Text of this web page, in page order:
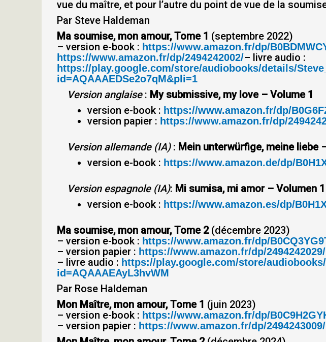
vue du maître, et pour l’autre du point de vue de la
Par Steve Haldeman
Ma soumise, mon amour, Tome 1 (septembre 2022)
– version e-book : https://www.amazon.fr/dp/
https://www.amazon.fr/dp/2494242002/– livre audio :
https://play.google.com/store/audiobooks/details/
id=AQAAAEDSe2o7qM&pli=1
Version anglaise: My submissive, my love – Volume 1
version e-book : https://www.amazon.fr/dp/
version papier : https://www.amazon.fr/dp/
Version allemande (IA): Mein unterwürfige, meine liebe
version e-book : https://www.amazon.de/dp/
Version espagnole (IA): Mi sumisa, mi amor – Volumen 1
version e-book : https://www.amazon.es/dp/
Ma soumise, mon amour, Tome 2(décembre 2023)
– version e-book : https://www.amazon.fr/dp/
– version papier : https://www.amazon.fr/dp/2494242029/
– livre audio : https://play.google.com/store/
id=AQAAAEAyL3hvWM
Par Rose Haldeman
Mon Maître, mon amour, Tome 1 (juin 2023)
– version e-book : https://www.amazon.fr/dp/
– version papier : https://www.amazon.fr/dp/2494243009/